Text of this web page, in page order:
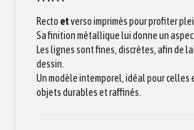
Recto etverso imprimés pour profiter
Sa finition métallique lui donne un
Les lignes sont fines, discrètes, afin de
dessin.
Un modèle intemporel, idéal pour celles
objets durables et raffinés.